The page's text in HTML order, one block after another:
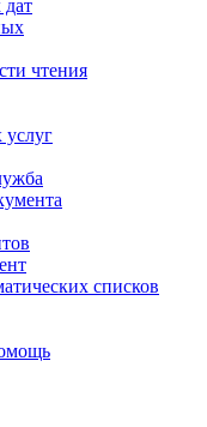
дат
чтения
услуг
списков